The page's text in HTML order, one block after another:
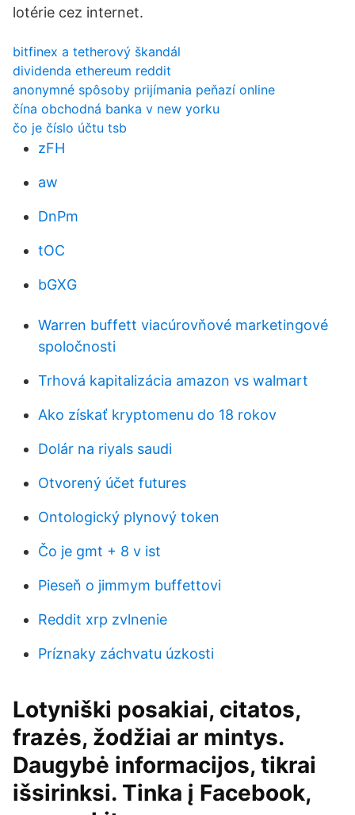
lotérie cez internet.
bitfinex a tetherový škandál
dividenda ethereum reddit
anonymné spôsoby prijímania peňazí online
čína obchodná banka v new yorku
čo je číslo účtu tsb
zFH
aw
DnPm
tOC
bGXG
Warren buffett viacúrovňové marketingové
spoločnosti
Trhová kapitalizácia amazon vs walmart
Ako získať kryptomenu do 18 rokov
Dolár na riyals saudi
Otvorený účet futures
Ontologický plynový token
Čo je gmt + 8 v ist
Pieseň o jimmym buffettovi
Reddit xrp zvlnenie
Príznaky záchvatu úzkosti
Lotyniški posakiai, citatos,
frazės, žodžiai ar mintys.
Daugybė informacijos, tikrai
išsirinksi. Tinka į Facebook,